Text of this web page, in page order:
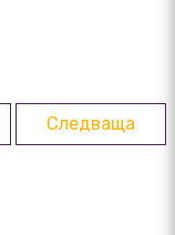
Следваща